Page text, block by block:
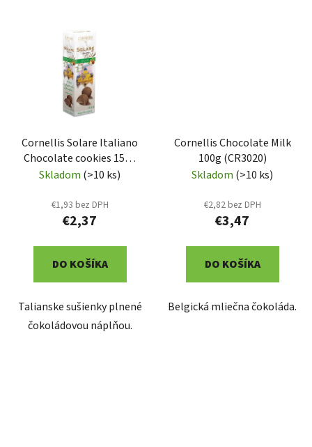
Cornellis Solare Italiano
Chocolate cookies 150g
(CR3005)
Skladom (>10 ks)
€1,93 bez DPH
€2,37
DO KOŠÍKA
Talianske sušienky plnené
čokoládovou náplňou.
Cornellis Chocolate Milk
100g (CR3020)
Skladom (>10 ks)
€2,82 bez DPH
€3,47
DO KOŠÍKA
Belgická mliečna čokoláda.